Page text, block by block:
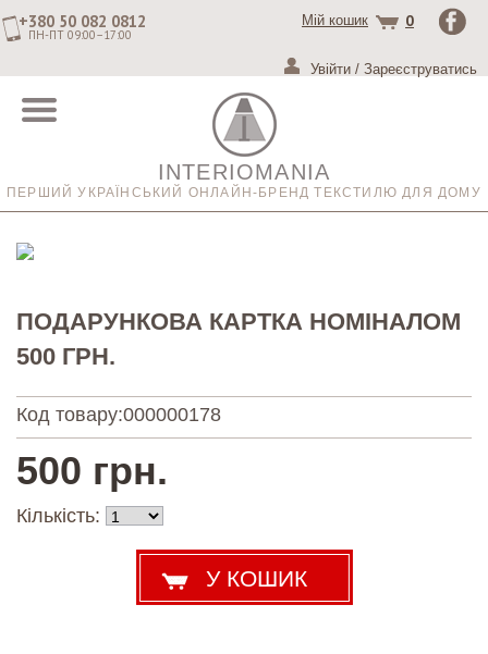
+380 50 082 0812
ПН-ПТ 09:00–17:00
Мій кошик 0
Увійти / Зареєструватись
INTERIOMANIA
ПЕРШИЙ УКРАЇНСЬКИЙ ОНЛАЙН-БРЕНД ТЕКСТИЛЮ ДЛЯ ДОМУ
ПОДАРУНКОВА КАРТКА НОМІНАЛОМ
500 ГРН.
Код товару:000000178
500 грн.
Кількість: